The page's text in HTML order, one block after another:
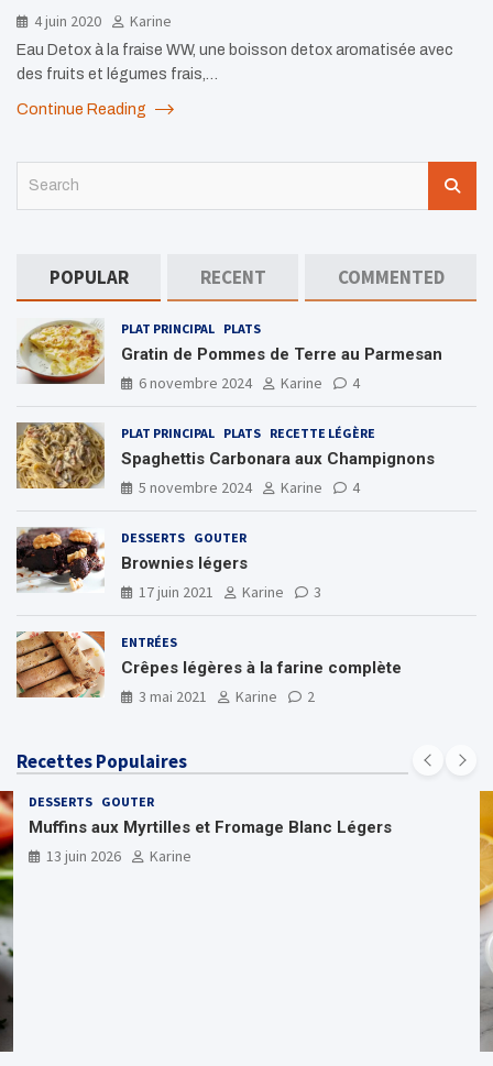
4 juin 2020
Karine
Eau Detox à la fraise WW, une boisson detox aromatisée avec
des fruits et légumes frais,…
Continue Reading
POPULAR RECENT COMMENTED
PLAT PRINCIPAL PLATS
Gratin de Pommes de Terre au Parmesan
6 novembre 2024
Karine 4
PLAT PRINCIPAL PLATS RECETTE LÉGÈRE
Spaghettis Carbonara aux Champignons
5 novembre 2024
Karine 4
DESSERTS GOUTER
Brownies légers
17 juin 2021
Karine 3
ENTRÉES
Crêpes légères à la farine complète
3 mai 2021
Karine 2
Recettes Populaires
DESSERTS GOUTER
Muffins aux Myrtilles et Fromage Blanc Légers
13 juin 2026
Karine